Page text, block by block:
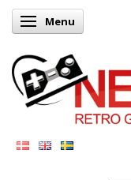
Skifte navigation
Menu